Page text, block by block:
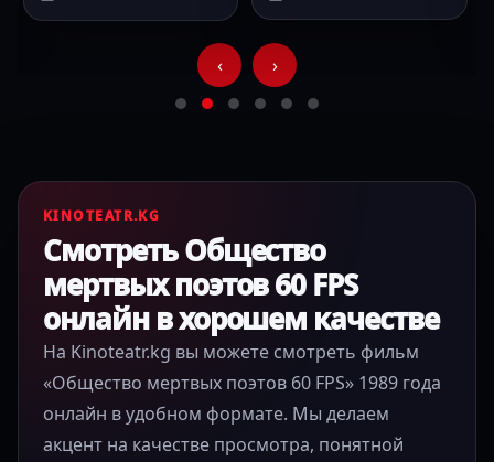
‹ ›
KINOTEATR.KG
Смотреть Общество
мертвых поэтов 60 FPS
онлайн в хорошем качестве
На Kinoteatr.kg вы можете смотреть фильм
«Общество мертвых поэтов 60 FPS» 1989 года
онлайн в удобном формате. Мы делаем
акцент на качестве просмотра, понятной